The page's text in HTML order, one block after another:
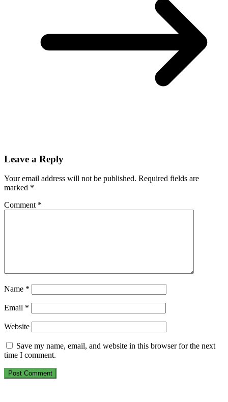
Leave a Reply
Your email address will not be published. Required fields are
marked *
Comment *
Name *
Email *
Website
Save my name, email, and website in this browser for the next
time I comment.